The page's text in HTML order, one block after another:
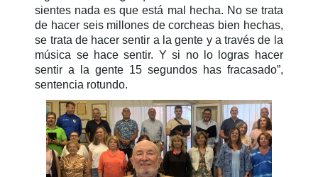
sientes nada es que está mal hecha. No se trata
de hacer seis millones de corcheas bien hechas,
se trata de hacer sentir a la gente y a través de la
música se hace sentir. Y si no lo logras hacer
sentir a la gente 15 segundos has fracasado”,
sentencia rotundo.